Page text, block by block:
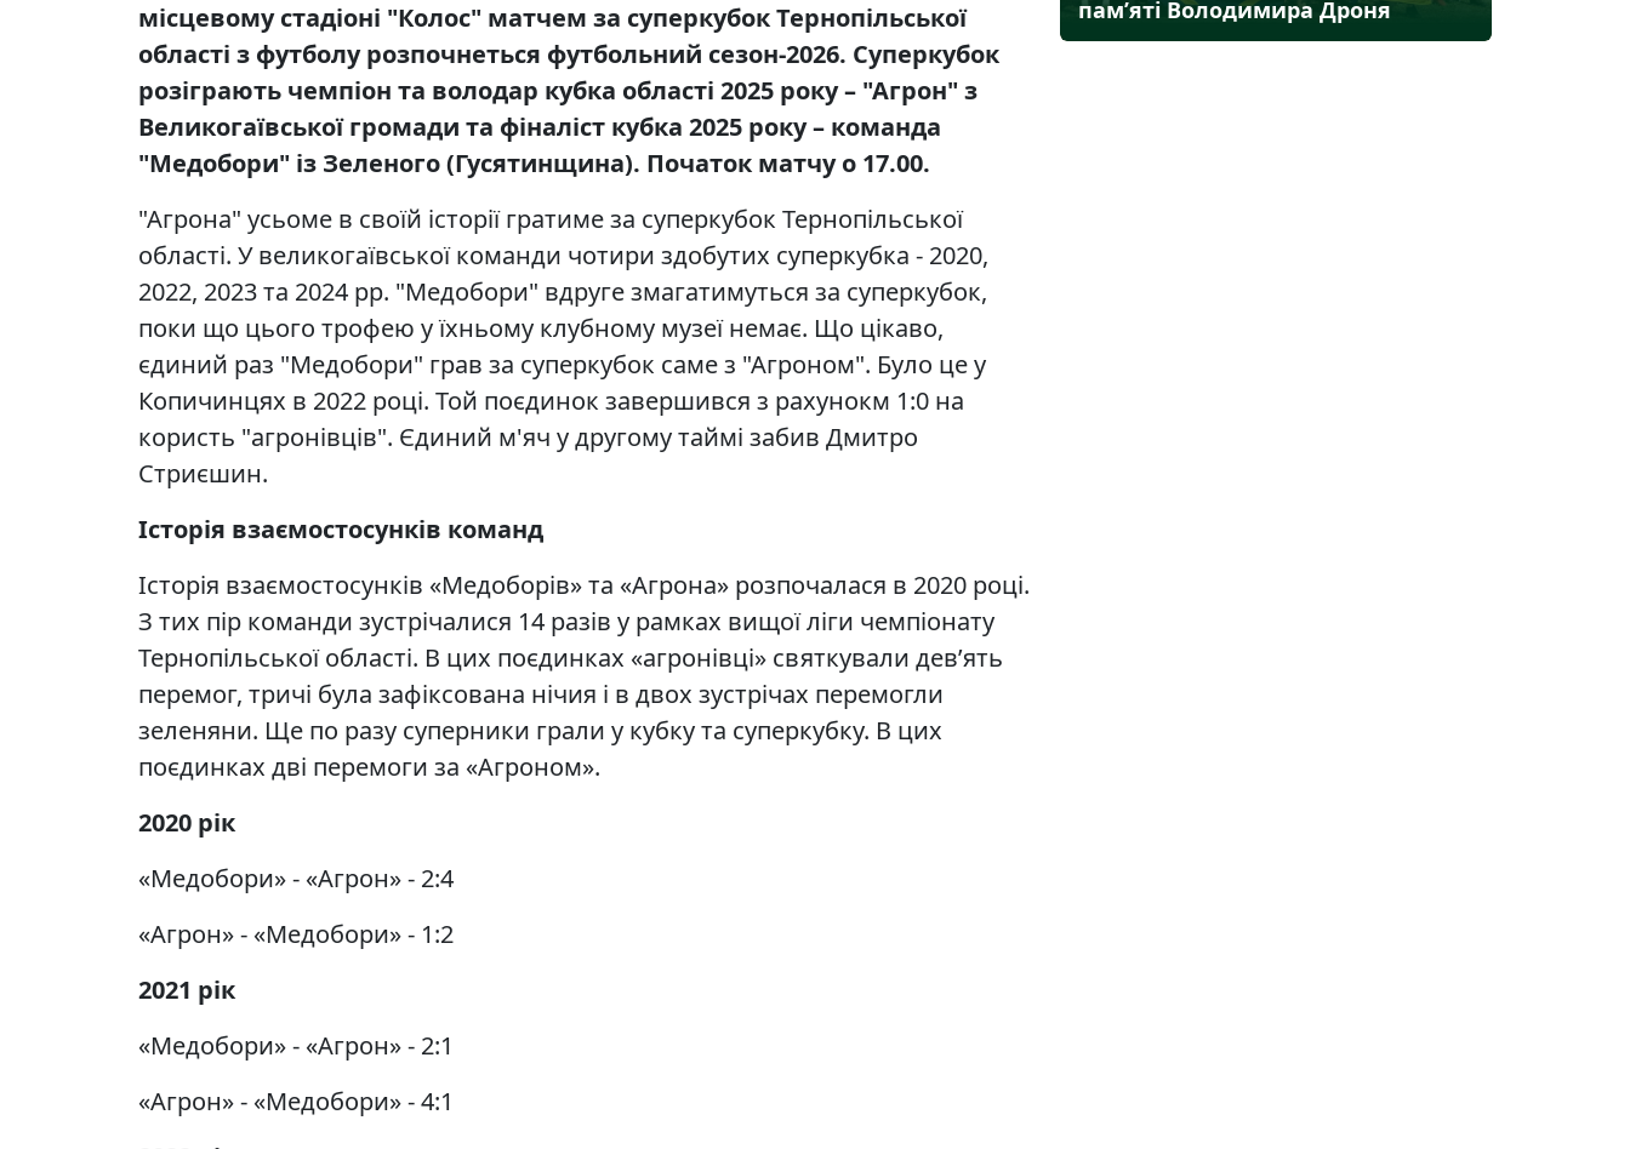
місцевому стадіоні "Колос" матчем за суперкубок Тернопільської
області з футболу розпочнеться футбольний сезон-2026. Суперкубок
розіграють чемпіон та володар кубка області 2025 року – "Агрон" з
Великогаївської громади та фіналіст кубка 2025 року – команда
"Медобори" із Зеленого (Гусятинщина). Початок матчу о 17.00.
"Агрона" усьоме в своїй історії гратиме за суперкубок Тернопільської
області. У великогаївської команди чотири здобутих суперкубка - 2020,
2022, 2023 та 2024 рр. "Медобори" вдруге змагатимуться за суперкубок,
поки що цього трофею у їхньому клубному музеї немає. Що цікаво,
єдиний раз "Медобори" грав за суперкубок саме з "Агроном". Було це у
Копичинцях в 2022 році. Той поєдинок завершився з рахунокм 1:0 на
користь "агронівців". Єдиний м'яч у другому таймі забив Дмитро
Стриєшин.
Історія взаємостосунків команд
Історія взаємостосунків «Медоборів» та «Агрона» розпочалася в 2020 році.
З тих пір команди зустрічалися 14 разів у рамках вищої ліги чемпіонату
Тернопільської області. В цих поєдинках «агронівці» святкували дев’ять
перемог, тричі була зафіксована нічия і в двох зустрічах перемогли
зеленяни. Ще по разу суперники грали у кубку та суперкубку. В цих
поєдинках дві перемоги за «Агроном».
2020 рік
«Медобори» - «Агрон» - 2:4
«Агрон» - «Медобори» - 1:2
2021 рік
«Медобори» - «Агрон» - 2:1
«Агрон» - «Медобори» - 4:1
пам’яті Володимира Дроня